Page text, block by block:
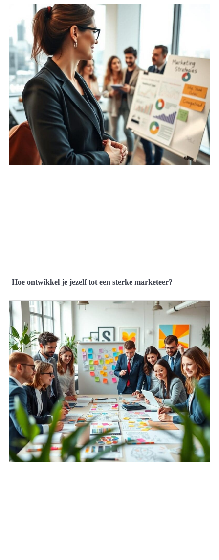
Hoe ontwikkel je jezelf tot een sterke marketeer?